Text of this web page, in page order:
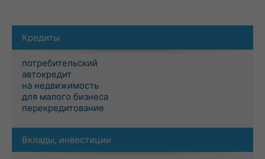
Кредиты
потребительский
автокредит
на недвижимость
для малого бизнеса
перекредитование
Вклады, инвестиции